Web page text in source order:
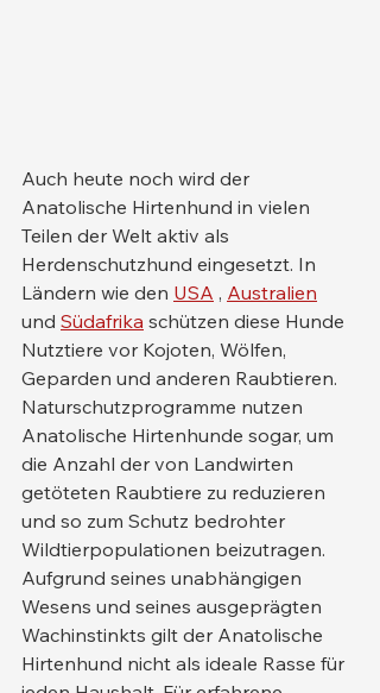
Auch heute noch wird der
Anatolische Hirtenhund in vielen
Teilen der Welt aktiv als
Herdenschutzhund eingesetzt. In
Ländern wie den USA , Australien
und Südafrika schützen diese Hunde
Nutztiere vor Kojoten, Wölfen,
Geparden und anderen Raubtieren.
Naturschutzprogramme nutzen
Anatolische Hirtenhunde sogar, um
die Anzahl der von Landwirten
getöteten Raubtiere zu reduzieren
und so zum Schutz bedrohter
Wildtierpopulationen beizutragen.
Aufgrund seines unabhängigen
Wesens und seines ausgeprägten
Wachinstinkts gilt der Anatolische
Hirtenhund nicht als ideale Rasse für